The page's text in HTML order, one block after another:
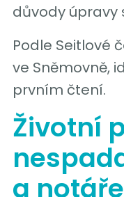
důvody úpravy
Podle Seitlové
ve Sněmovně,
prvním čtení.
Životní
a